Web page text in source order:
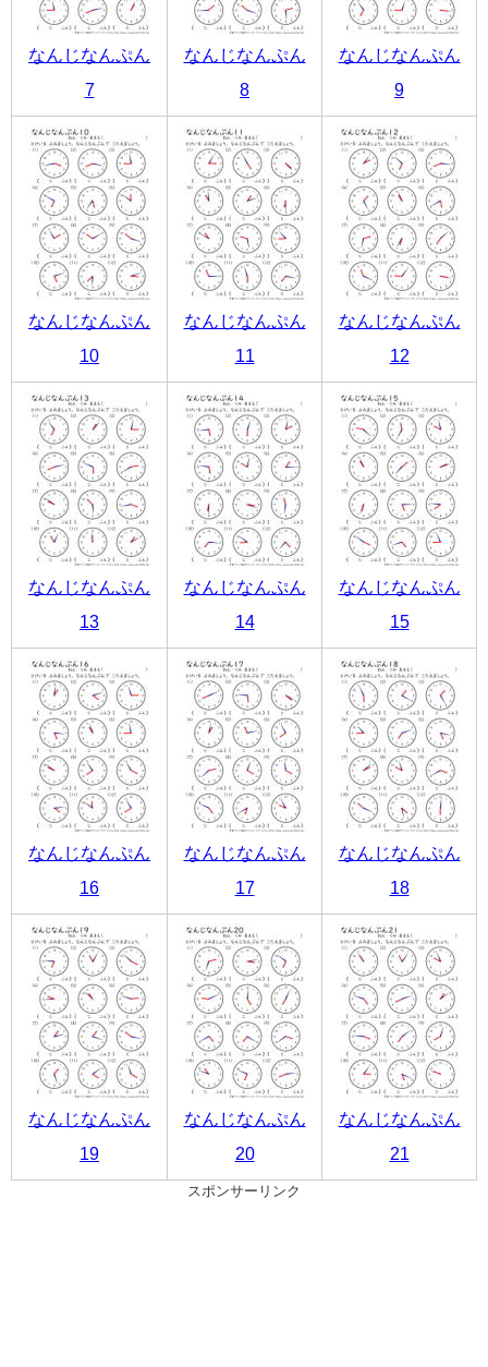
なんじなんぷん
7
なんじなんぷん
8
なんじなんぷん
9
なんじなんぷん
10
なんじなんぷん
11
なんじなんぷん
12
なんじなんぷん
13
なんじなんぷん
14
なんじなんぷん
15
なんじなんぷん
16
なんじなんぷん
17
なんじなんぷん
18
なんじなんぷん
19
なんじなんぷん
20
なんじなんぷん
21
スポンサーリンク